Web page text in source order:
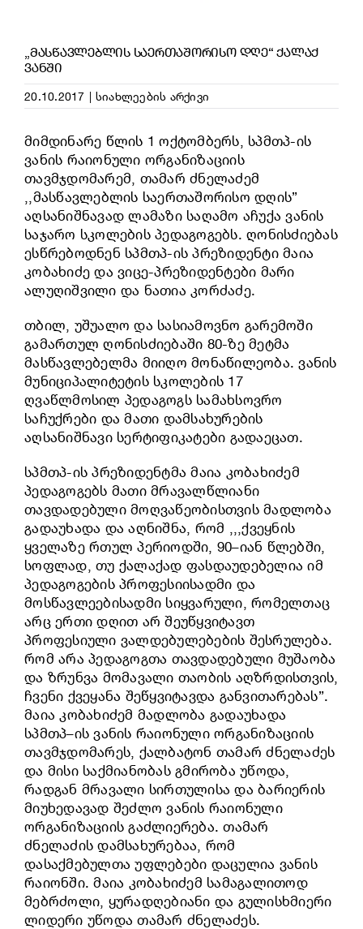
„ᲛᲐᲡᲬᲐᲕᲚᲔᲑᲚᲘᲡ ᲡᲐᲔᲠᲗᲐᲨᲝᲠᲘᲡᲝ ᲓᲦᲔ“ ᲥᲐᲚᲐᲥ
ᲕᲐᲜᲨᲘ
20.10.2017 | სიახლეების არქივი
მიმდინარე წლის 1 ოქტომბერს, სპმთპ-ის
ვანის რაიონული ორგანიზაციის
თავმჯდომარემ, თამარ ძნელაძემ
,,მასწავლებლის საერთაშორისო დღის”
აღსანიშნავად ლამაზი საღამო აჩუქა ვანის
საჯარო სკოლების პედაგოგებს. ღონისძიებას
ესწრებოდნენ სპმთპ-ის პრეზიდენტი მაია
კობახიძე და ვიცე-პრეზიდენტები მარი
ალუღიშვილი და ნათია კორძაძე.
თბილ, უშუალო და სასიამოვნო გარემოში
გამართულ ღონისძიებაში 80-ზე მეტმა
მასწავლებელმა მიიღო მონაწილეობა. ვანის
მუნიციპალიტეტის სკოლების 17
ღვაწლმოსილ პედაგოგს სამახსოვრო
საჩუქრები და მათი დამსახურების
აღსანიშნავი სერტიფიკატები გადაეცათ.
სპმთპ-ის პრეზიდენტმა მაია კობახიძემ
პედაგოგებს მათი მრავალწლიანი
თავდადებული მოღვაწეობისთვის მადლობა
გადაუხადა და აღნიშნა, რომ ,,,ქვეყნის
ყველაზე რთულ პერიოდში, 90–იან წლებში,
სოფლად, თუ ქალაქად ფასდაუდებელია იმ
პედაგოგების პროფესიისადმი და
მოსწავლეებისადმი სიყვარული, რომელთაც
არც ერთი დღით არ შეუწყვიტავთ
პროფესიული ვალდებულებების შესრულება.
რომ არა პედაგოგთა თავდადებული მუშაობა
და ზრუნვა მომავალი თაობის აღზრდისთვის,
ჩვენი ქვეყანა შეწყვიტავდა განვითარებას”.
მაია კობახიძემ მადლობა გადაუხადა
სპმთპ–ის ვანის რაიონული ორგანიზაციის
თავმჯდომარეს, ქალბატონ თამარ ძნელაძეს
და მისი საქმიანობას გმირობა უწოდა,
რადგან მრავალი სირთულისა და ბარიერის
მიუხედავად შეძლო ვანის რაიონული
ორგანიზაციის გაძლიერება. თამარ
ძნელაძის დამსახურებაა, რომ
დასაქმებულთა უფლებები დაცულია ვანის
რაიონში. მაია კობახიძემ სამაგალითოდ
მებრძოლი, ყურადღებიანი და გულისხმიერი
ლიდერი უწოდა თამარ ძნელაძეს.